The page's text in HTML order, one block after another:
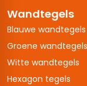
Wandtegels
Blauwe wandtegels
Groene wandtegels
Witte wandtegels
Hexagon tegels